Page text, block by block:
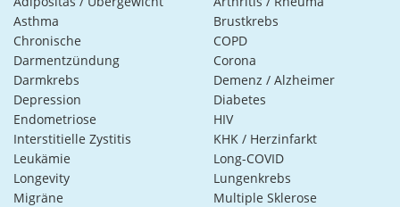
Asthma
Brustkrebs
Chronische
Darmentzündung
COPD
Corona
Darmkrebs
Demenz / Alzheimer
Depression
Diabetes
Endometriose
HIV
Interstitielle Zystitis
KHK / Herzinfarkt
Leukämie
Long-COVID
Longevity
Lungenkrebs
Migräne
Multiple Sklerose